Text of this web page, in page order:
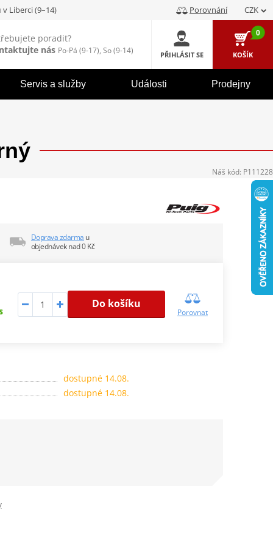
v Liberci (9–14) Porovnání CZK
poradit?
nás Po-Pá (9-17), So (9-14) PŘIHLÁSIT SE
0
KOŠÍK
Servis a služby Události Prodejny
Doprava zdarma u
objednávek nad 0 Kč
Do košíku
Porovnat
dostupné 14.08.
dostupné 14.08.
Náš kód: P111228